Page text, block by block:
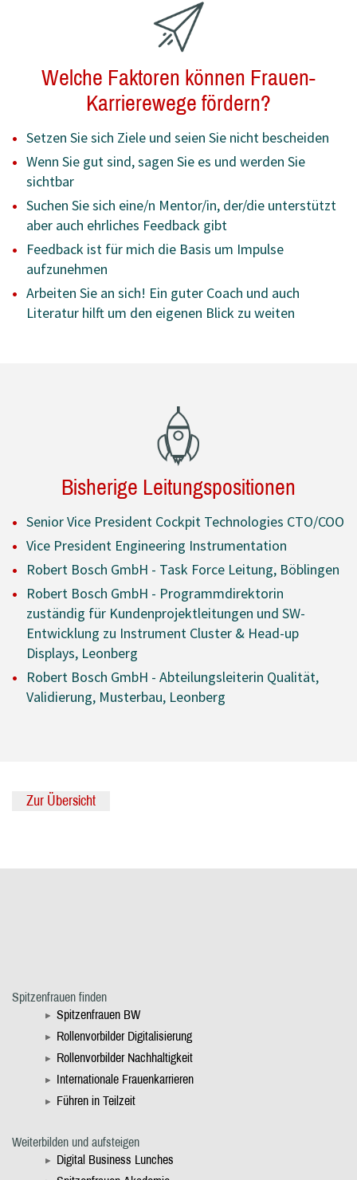
Welche Faktoren können Frauen-
Karrierewege fördern?
Setzen Sie sich Ziele und seien Sie nicht bescheiden
Wenn Sie gut sind, sagen Sie es und werden Sie
sichtbar
Suchen Sie sich eine/n Mentor/in, der/die unterstützt
aber auch ehrliches Feedback gibt
Feedback ist für mich die Basis um Impulse
aufzunehmen
Arbeiten Sie an sich! Ein guter Coach und auch
Literatur hilft um den eigenen Blick zu weiten
Bisherige Leitungspositionen
Senior Vice President Cockpit Technologies CTO/COO
Vice President Engineering Instrumentation
Robert Bosch GmbH - Task Force Leitung, Böblingen
Robert Bosch GmbH - Programmdirektorin
zuständig für Kundenprojektleitungen und SW-
Entwicklung zu Instrument Cluster & Head-up
Displays, Leonberg
Robert Bosch GmbH - Abteilungsleiterin Qualität,
Validierung, Musterbau, Leonberg
Zur Übersicht
Spitzenfrauen finden
Spitzenfrauen BW
Rollenvorbilder Digitalisierung
Rollenvorbilder Nachhaltigkeit
Internationale Frauenkarrieren
Führen in Teilzeit
Weiterbilden und aufsteigen
Digital Business Lunches